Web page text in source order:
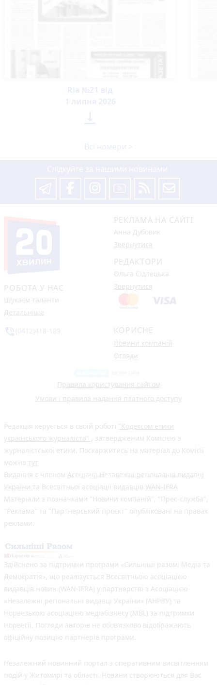
РОБОТА У НАС
Шукаєм таланти
Детальніше
РЕКЛАМА НА САЙТІ
Анна Дубовик
Звернутися
РЕДАКТОРИ
Ольга Сідлецька
Звернутися
КОРИСНЕ
Новини компаній
Огляди
Правила користування сайтом
Умови і правила надання платного доступу
Редакція керується в своїй роботі "Кодексом етики
українського журналіста" , затвердженим Комісією з
журналістської етики. Поскаржитись на матеріал до Комісії
можна тут
Видання є членом Асоціації Незалежні регіональні видавці
України та Всесвітньої асоціації видавців WAN-IFRA
Матеріали з позначками "Новини компаній", "Прес-служба",
"Реклама" та "Партнерський проєкт" опубліковані на правах
реклами.
Здійснено за підтримки програми «Сильніші разом: Медіа та
Демократія», що реалізується Всесвітньою асоціацією
видавців новин (WAN-IFRA) у партнерстві з Асоціацією
«Незалежні регіональні видавці України» (АНРВУ) та
Норвезькою асоціацією медіабізнесу (MBL) за підтримки
Норвегії. Погляди авторів не обов’язково відображають
офіційну позицію партнерів програми.
Незалежний новинний портал з оперативним висвітленням
подій у Житомирі та області. Новини створюються для Вас